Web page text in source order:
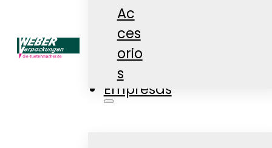
Ac
ces
orio
s
Tienda
Empresas